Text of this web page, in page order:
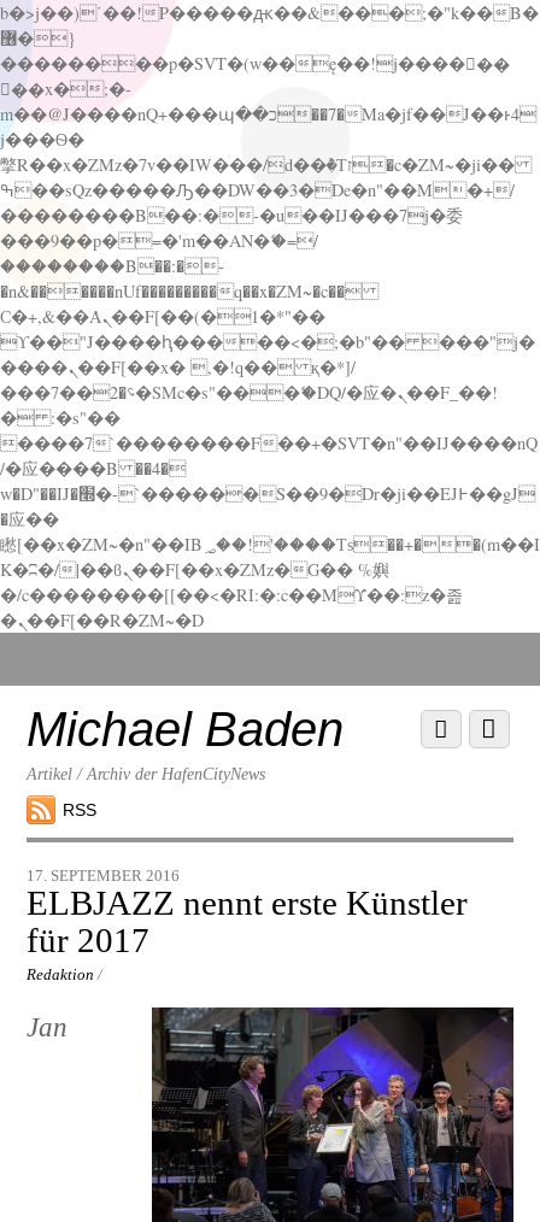
b�>j��)΄��!P�����ԫ��&���;�"k��B�
޶�}
��������p�SVT�(w��ę��!j������
��x�;�-
m��@J����nQ+���պ��כ��7�Ma�jf��J��ͱ4
j���Ѳ�
撆R��x�ZMz�7v��IW���/d��ٞ�Тז�c�ZM~�ji��
ߒ��sQz�����Ԡ��DW��3�De�n"��M�+/
��������B��:�-�u��IJ���7j�委
���9��p�=�'m��AN�ޭ�=/
��������B��:�-
�n&������nUf���������q��x�ZM~�c��
Ϲ�+,&��Ὰܢ��F[��(�1�*"��
ϒ��"J����ԧ�����<�;�b"�� ���"j�
����ܢ��F[��x� ,�!q�� қ�*]/
���؝�2��7�SMc�s"���ޭ�DQ/�应�ܢ��F_��!
� :�s"��
����7`��������F��+�SVT�n"��IJ����nQ
/�应����B ��4�
w�D"��IJ�׭�-`������S��9�Dr�ji��EJ߅��gJ
�应��
矁[��x�ZM~�n"��IB؃��!'����Тѕ��+��(m��I
K�ʭ�/|��ϐܢ��F[��x�ZMz�G�� %嬩
�/c��������[[��<�RI:�:c��MΎ��:z�졾
�ܢ��F[��R�ZM~�D
down
contentMichael Baden
Artikel / Archiv der HafenCityNews
RSS
Menu
Scroll
down
17. SEPTEMBER 2016
ELBJAZZ nennt erste Künstler
für 2017
Redaktion /
Jan